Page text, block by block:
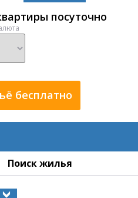
посуточно
бесплатно
Поиск жилья